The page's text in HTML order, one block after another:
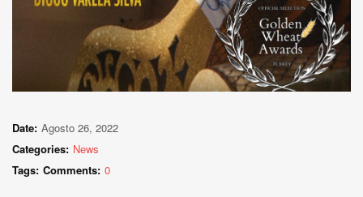
Date: Agosto 26, 2022
Categories: News
Tags: Comments: 0